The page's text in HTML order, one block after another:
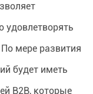
удовлетворять
мере развития
будет иметь
B2B, которые